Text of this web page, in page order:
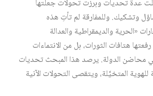
عدة تحديات وبرزت تحولات جعلتها
وتشكيك. وللمفارقة لم تأتِ هذه
«الحرية والديمقراطية والعدالة
هتافات الثورات، بل من الانتماءات
في محاضن الدولة. يرصد هذا المبحث تحديات
للهوية المتخيَّلة، ويتقصى التحولات الآنية